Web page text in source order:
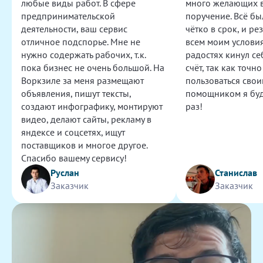
Тайный покупатель для магазина
Шикарный исполнитель! Всё выполнила в рамках
задания и даже больше!
600
Переработка логотипа F и W в вектор
Задача выполнена хорошо, файл в нужном формате,
спасибо!
500
Текст для поста по видео
Задание выполнено качественно и в срок. Без
ошибок.
Забрать и осмотреть заказ в Истре
Огромное спасибо! Кристина реально выручила.
Забрала товар из магазина, все отправила в лучшем
любые виды работ. В сфере
предпринимательской
деятельности, ваш сервис
отличное подспорье. Мне не
нужно содержать рабочих, т.к.
пока бизнес не очень большой. На
Воркзиле за меня размещают
объявления, пишут тексты,
создают инфографику, монтируют
видео, делают сайты, рекламу в
яндексе и соцсетях, ищут
поставщиков и многое другое.
Спасибо вашему сервису!
Руслан
Заказчик
много желающих
поручение. Всё
чётко в срок, и
всем моим
радостях кинул
счёт, так как
пользоваться
помощником я
раз!
Станислав
Заказчик